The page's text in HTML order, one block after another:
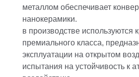
металлом обеспечивает
нанокерамики.
в производстве используются
премиального класса,
эксплуатации на открытом
испытания на устойчивость к